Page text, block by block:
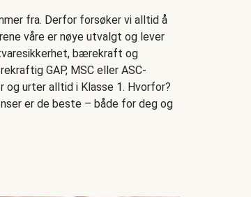
fra. Derfor forsøker vi alltid å
våre er nøye utvalgt og lever
bærekraft og
GAP, MSC eller ASC-
urter alltid i Klasse 1. Hvorfor?
er de beste – både for deg og